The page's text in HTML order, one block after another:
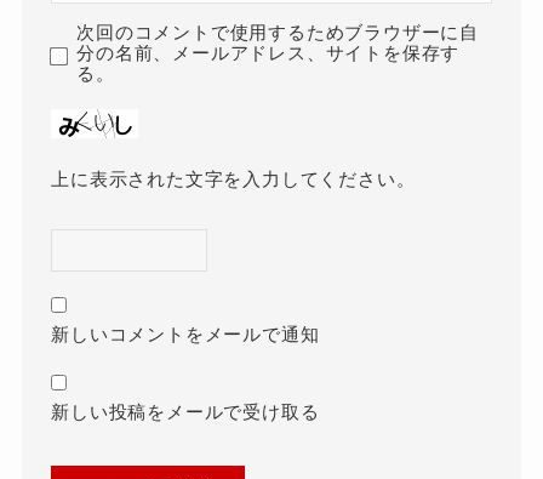
次回のコメントで使用するためブラウザーに自
分の名前、メールアドレス、サイトを保存す
る。
上に表示された文字を入力してください。
新しいコメントをメールで通知
新しい投稿をメールで受け取る